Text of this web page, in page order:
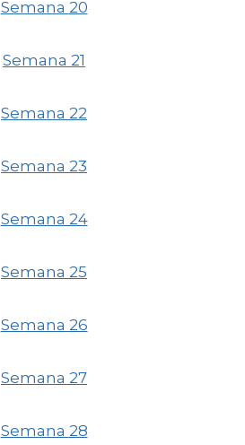
Semana 20
Semana 21
Semana 22
Semana 23
Semana 24
Semana 25
Semana 26
Semana 27
Semana 28